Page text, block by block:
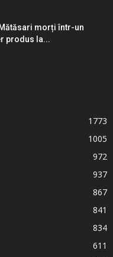
morți într-un
produs la...
1773
1005
972
937
867
841
834
611